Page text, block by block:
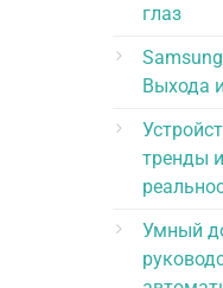
глаз
Выхода
тренды
Умный